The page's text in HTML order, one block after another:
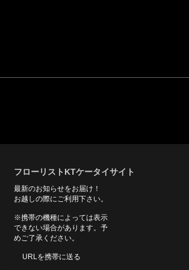
フローリストKTケータイサイト
最新のお知らせをお届け！
お越しの際にご利用下さい。
※携帯の機種によっては表示
できない場合があります。予
めご了承ください。
URLを携帯に送る